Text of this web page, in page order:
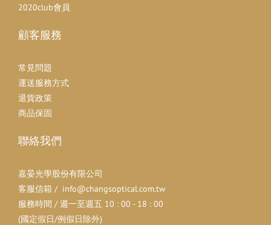
2020club會員
顧客服務
常見問題
運送服務方式
退貨政策
商品保固
聯絡我們
嘉晏光學股份有限公司
客服信箱 / info@changsoptical.com.tw
服務時間 / 週一至週五 10 : 00 - 18 : 00
(國定假日/例假日除外)